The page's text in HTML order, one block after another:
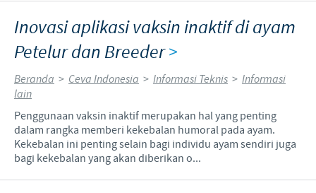
Inovasi aplikasi vaksin inaktif di ayam
Petelur dan Breeder>
Beranda > Ceva Indonesia > Informasi Teknis > Informasi
lain
Penggunaan vaksin inaktif merupakan hal yang penting
dalam rangka memberi kekebalan humoral pada ayam.
Kekebalan ini penting selain bagi individu ayam sendiri juga
bagi kekebalan yang akan diberikan o...